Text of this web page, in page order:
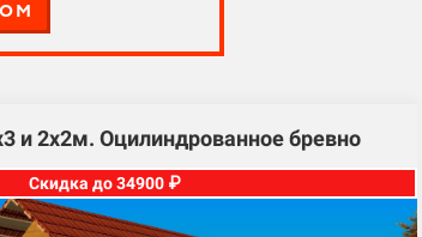
и 2х2м. Оцилиндрованное бревно
Скидка до 34900 ₽